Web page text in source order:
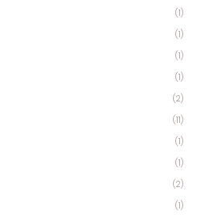
(1)
(1)
(1)
(1)
(2)
(11)
(1)
(1)
(2)
(1)